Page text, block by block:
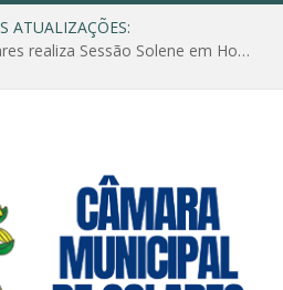
ATUALIZAÇÕES:
Câmara Municipal de Colares realiza Sessão Solene em Homenagem ao Dia das Mães